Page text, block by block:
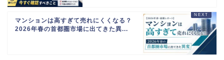
マンションは高すぎて売れにくくなる？
2026年春の首都圏市場に出てきた異...